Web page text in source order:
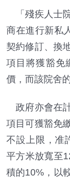
「殘疾人士
商在進行新私
契約修訂、換
項目將獲豁免
價，而該院舍
政府亦會在
項目可獲豁免
不設上限，准
平方米放寬至
積的10%，以